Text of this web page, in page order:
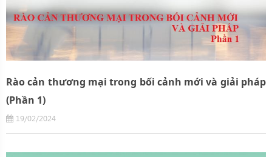
Rào cản thương mại trong bối cảnh mới và giải pháp
(Phần 1)
19/02/2024